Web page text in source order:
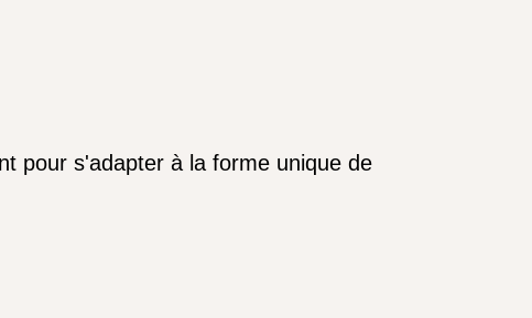
pour s'adapter à la forme unique de